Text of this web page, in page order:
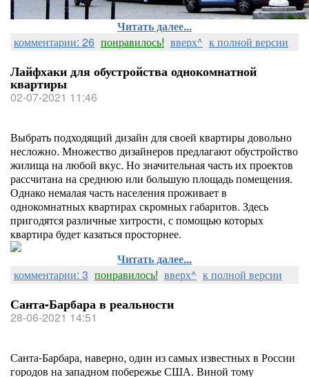
Читать далее...
комментарии: 26 понравилось! вверх^ к полной версии
Лайфхаки для обустройства однокомнатной
квартиры
02-07-2021 11:46
Выбрать подходящий дизайн для своей квартиры довольно
несложно. Множество дизайнеров предлагают обустройство
жилища на любой вкус. Но значительная часть их проектов
рассчитана на среднюю или большую площадь помещения.
Однако немалая часть населения проживает в
однокомнатных квартирах скромных габаритов. Здесь
пригодятся различные хитрости, с помощью которых
квартира будет казаться просторнее.
Читать далее...
комментарии: 3 понравилось! вверх^ к полной версии
Санта-Барбара в реальности
28-06-2021 14:51
Санта-Барбара, наверно, один из самых известных в России
городов на западном побережье США. Виной тому